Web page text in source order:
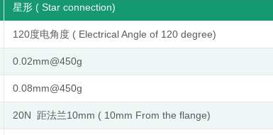
星形 ( Star connection)
120度电角度 ( Electrical Angle of 120 degree)
0.02mm@450g
0.08mm@450g
20N 距法兰10mm ( 10mm From the flange)